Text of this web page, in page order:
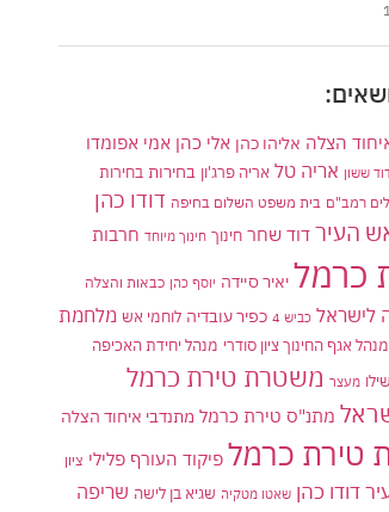
הצלה אליהו כהן אלי כהן אמי אפומדו
ששון אריה טל אריה פרג'ון בחירות בחירות
רמב"ם בית משפט השלום בחיפה דודו כהן
העיר דוד שחר חינוך חינוך מיוחד חרבות
כרמל יאיר סיידה יוסף כהן כבאות והצלה
לישראל כביש 4 כפיר עובדיה לוחמי אש מלחמת
מנהל אגף החינוך ציון סודרי מנהל יחידת האכיפה
מעצר משטרת טירת כרמל
מתנ"ס טירת כרמל מתנדבי איחוד הצלה
טירת כרמל פיקוד העורף פלילי ציון
דודו כהן שאטו מטקיה שגיא בן לישה שריפה